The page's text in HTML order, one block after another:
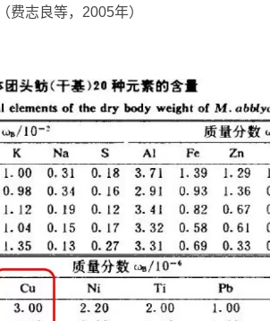
（费志良等，2005年）